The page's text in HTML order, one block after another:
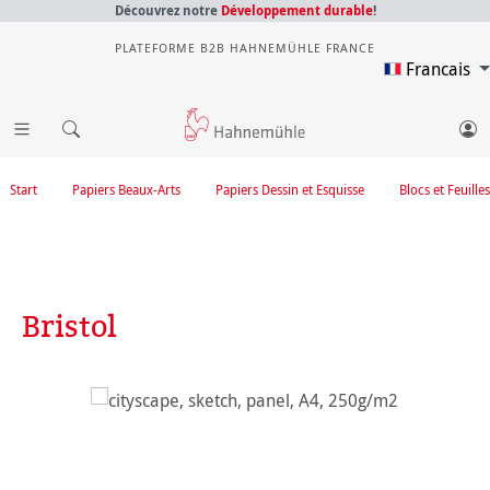
Découvrez notre Développement durable!
PLATEFORME B2B HAHNEMÜHLE FRANCE
Francais
Blocs et Feuilles
Papiers Dessin et Esquisse
Papiers Beaux-Arts
Start
Bristol
Ignorer la galerie d'images